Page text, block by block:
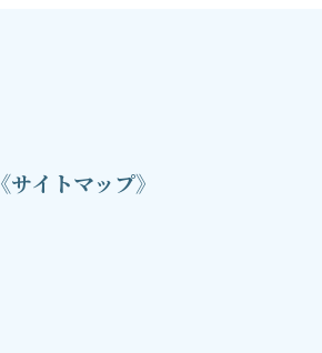
《サイトマップ》